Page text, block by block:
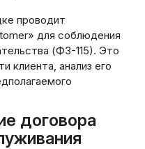
проводит
для соблюдения
(ФЗ-115). Это
клиента, анализ его
договора